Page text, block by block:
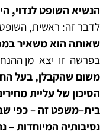
הנשיא השופט לנדוי,
לדבר זה: ראשית, השופט
שאותה הוא משאיר
בפרשה זו יצא מן
משום שהקבלן, בעל
הסיכון של עליית
בית–משפט זה –כפי
נסיבותיה המיוחדות–